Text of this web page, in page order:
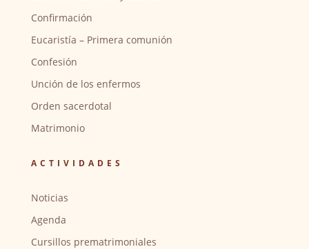
Confirmación
Eucaristía – Primera comunión
Confesión
Unción de los enfermos
Orden sacerdotal
Matrimonio
ACTIVIDADES
Noticias
Agenda
Cursillos prematrimoniales